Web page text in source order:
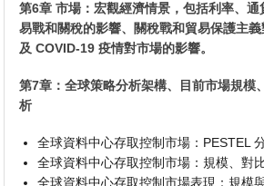
第6章 市場：宏觀經濟情景，包括利率、
易戰和關稅的影響、關稅戰和貿易保護主
及 COVID-19 疫情對市場的影響。
第7章：全球策略分析架構、目前市場規模
析
全球資料中心存取控制市場：PESTEL
全球資料中心存取控制市場：規模、對
全球資料中心存取控制市場表現：規模